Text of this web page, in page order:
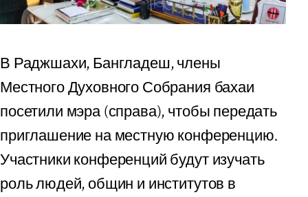
В Раджшахи, Бангладеш, члены
Местного Духовного Собрания бахаи
посетили мэра (справа), чтобы передать
приглашение на местную конференцию.
Участники конференций будут изучать
роль людей, общин и институтов в